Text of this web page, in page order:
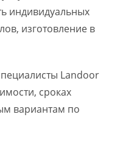
индивидуальных
изготовление в
Landoor
сроках
вариантам по